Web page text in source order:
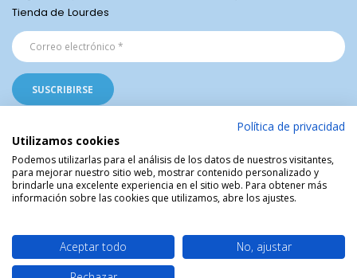
Tienda de Lourdes
La Tienda Religiosa de Lourdes © | Venta de artículos religiosos del Santuario
de Lourdes en Francia | Arte Sacro | Objetos sagrados
Política de privacidad
Utilizamos cookies
Podemos utilizarlas para el análisis de los datos de nuestros visitantes,
para mejorar nuestro sitio web, mostrar contenido personalizado y
brindarle una excelente experiencia en el sitio web. Para obtener más
información sobre las cookies que utilizamos, abre los ajustes.
Aceptar todo
No, ajustar